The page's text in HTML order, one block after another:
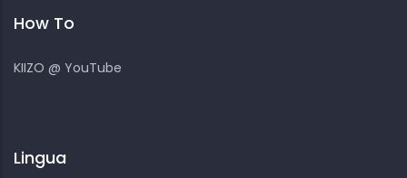
How To
KIIZO @ YouTube
Lingua